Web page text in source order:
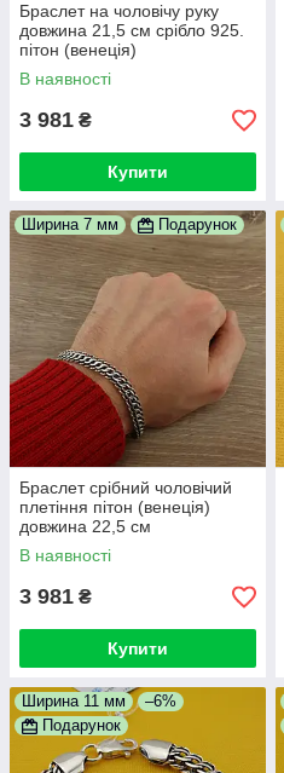
Браслет на чоловічу руку
довжина 21,5 см срібло 925.
пітон (венеція)
В наявності
3 981 ₴
Купити
Ширина 7 мм Подарунок
Браслет срібний чоловічий
плетіння пітон (венеція)
довжина 22,5 см
В наявності
3 981 ₴
Купити
Ширина 11 мм
–6%
Подарунок